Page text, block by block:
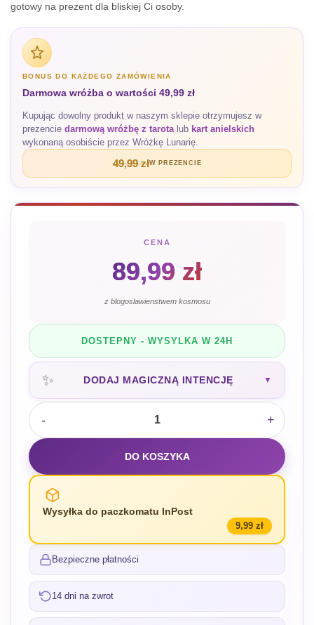
gotowy na prezent dla bliskiej Ci osoby.
BONUS DO KAŻDEGO ZAMÓWIENIA
Darmowa wróżba o wartości 49,99 zł
Kupując dowolny produkt w naszym sklepie otrzymujesz w
prezencie darmową wróżbę z tarotalub kart anielskich
wykonaną osobiście przez Wróżkę Lunarię.
49,99 złW PREZENCIE
CENA
89,99 zł
z blogoslawienstwem kosmosu
DOSTEPNY - WYSYLKA W 24H
✨ DODAJ MAGICZNĄ INTENCJĘ ▼
- +
DO KOSZYKA
Wysyłka do paczkomatu InPost
9,99 zł
Bezpieczne płatności
14 dni na zwrot